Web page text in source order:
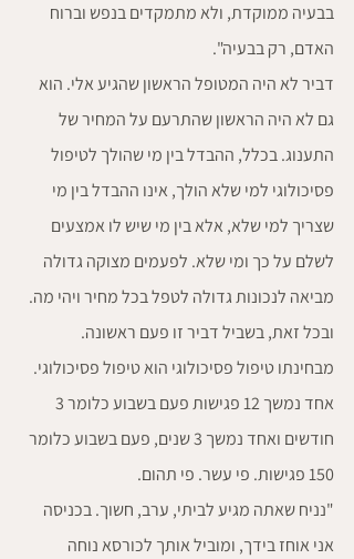
בבעיה ממוקדת, ולא מתמקדים בנפש וברוח
האדם, רק בבעיה".
דביר לא היה המטופל הראשון שהגיע אלי. הוא
גם לא היה הראשון שהתרעם על המחיר של
התענוג. בכלל, ההבדל בין מי שהולך לטיפול
פסיכולוגי למי שלא הולך, אינו ההבדל בין מי
שצריך למי שלא, אלא בין מי שיש לו אמצעים
לשלם על כך ומי שלא. לפעמים מצוקה גדולה
מביאה לנכונות גדולה לטפל בכל מחיר ויהי מה.
ובכל זאת, בשביל דביר זו פעם ראשונה.
מבחינתו טיפול פסיכולוגי הוא טיפול פסיכולוגי.
חודשים ואחד נמשך 3 שנים, פעם בשבוע כלומר
150 פגישות. פי עשר. פי תהום.
"נניח שאתה מגיע לביתי, ערב, חשוך. בכניסה
אני אוחז בידך, ומוביל אותך לכורסא נוחה